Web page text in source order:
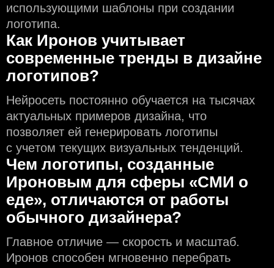
использующими шаблоны при создании
логотипа.
Как Иронов учитывает
современные тренды в дизайне
логотипов?
Нейросеть постоянно обучается на тысячах
актуальных примеров дизайна, что
позволяет ей генерировать логотипы
с учeтом текущих визуальных тенденций.
Чем логотипы, созданные
Ироновым для сферы «СМИ о
еде», отличаются от работы
обычного дизайнера?
Главное отличие — скорость и масштаб.
Иронов способен мгновенно перебрать